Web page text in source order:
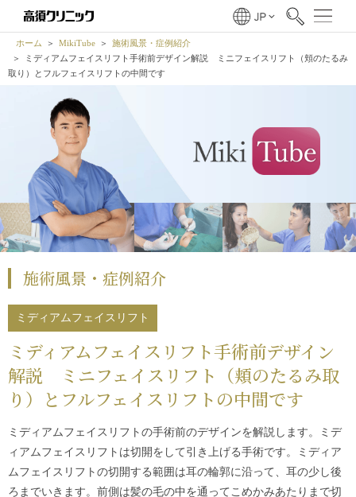
ホーム MikiTube
施術風景・症例紹介
ミディアムフェイスリフト手術前デザイン解説 ミニフェイスリフト（頬のたるみ
取り）とフルフェイスリフトの中間です
施術風景・症例紹介
ミディアムフェイスリフト
ミディアムフェイスリフト手術前デザイン
解説 ミニフェイスリフト（頬のたるみ取
り）とフルフェイスリフトの中間です
ミディアムフェイスリフトの手術前のデザインを解説します。ミデ
ィアムフェイスリフトは切開をして引き上げる手術です。ミディア
ムフェイスリフトの切開する範囲は耳の輪郭に沿って、耳の少し後
ろまでいきます。前側は髪の毛の中を通ってこめかみあたりまで切